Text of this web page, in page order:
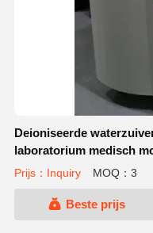
Deioniseerde
laboratorium medisch
Prijs：Inquiry MOQ：3
Beste prijs